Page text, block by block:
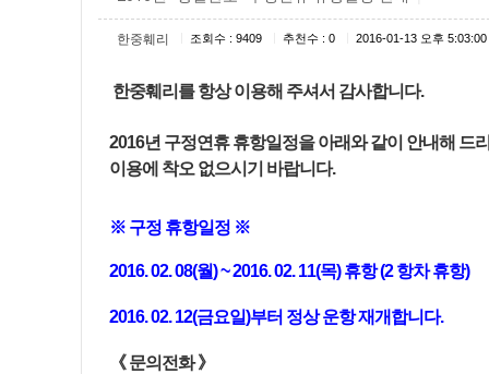
한중훼리 조회수 : 9409 추천수 : 0 2016-01-13 오후 5:03:00
한중훼리를 항상 이용해 주셔서 감사합니다.
2016년 구정연휴 휴항일정을 아래와 같이 안내해 드
이용에 착오 없으시기 바랍니다.
※ 구정 휴항일정 ※
2016. 02. 08(월) ~ 2016. 02. 11(목)휴항(2항차 휴항)
2016. 02. 12(금요일)부터 정상 운항 재개합니다.
《 문의전화 》